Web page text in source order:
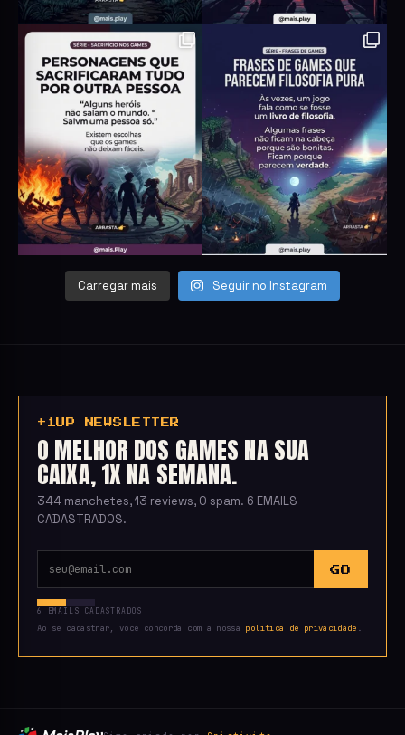
Carregar mais Seguir no Instagram
+1UP NEWSLETTER
O MELHOR DOS GAMES NA SUA
CAIXA, 1X NA SEMANA.
344 manchetes, 13 reviews, 0 spam. 6 EMAILS
CADASTRADOS.
GO
6 EMAILS CADASTRADOS
Ao se cadastrar, você concorda com a nossa política de privacidade .